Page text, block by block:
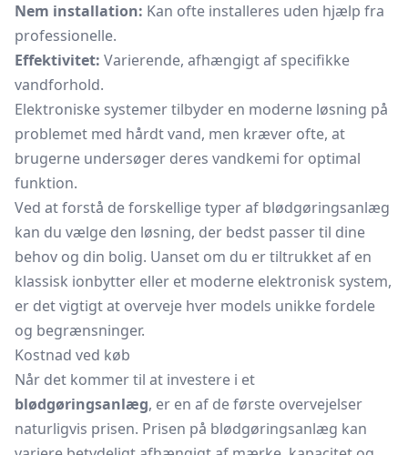
Nem installation: Kan ofte installeres uden hjælp fra
professionelle.
Effektivitet: Varierende, afhængigt af specifikke
vandforhold.
Elektroniske systemer tilbyder en moderne løsning på
problemet med hårdt vand, men kræver ofte, at
brugerne undersøger deres vandkemi for optimal
funktion.
Ved at forstå de forskellige typer af blødgøringsanlæg
kan du vælge den løsning, der bedst passer til dine
behov og din bolig. Uanset om du er tiltrukket af en
klassisk ionbytter eller et moderne elektronisk system,
er det vigtigt at overveje hver models unikke fordele
og begrænsninger.
Kostnad ved køb
Når det kommer til at investere i et
blødgøringsanlæg, er en af de første overvejelser
naturligvis prisen. Prisen på blødgøringsanlæg kan